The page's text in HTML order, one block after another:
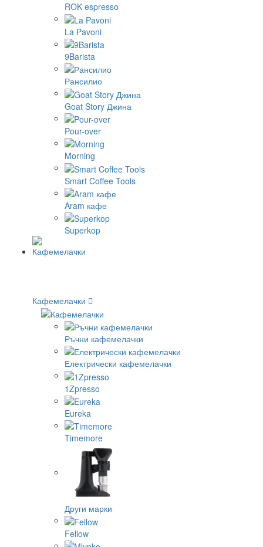
ROK espresso
La Pavoni
9Barista
Рансилио
Goat Story Джина
Pour-over
Morning
Smart Coffee Tools
Aram кафе
Superkop
Кафемелачки
Ръчни кафемелачки
Електрически кафемелачки
1Zpresso
Eureka
Timemore
Други марки
Fellow